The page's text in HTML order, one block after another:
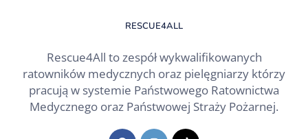
RESCUE4ALL
Rescue4All to zespół wykwalifikowanych
ratowników medycznych oraz pielęgniarzy którzy
pracują w systemie Państwowego Ratownictwa
Medycznego oraz Państwowej Straży Pożarnej.